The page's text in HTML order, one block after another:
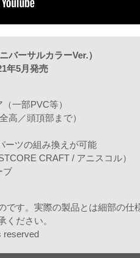
バーサルカラーVer.）
年5月発売
一部PVC等）
高／頭頂部まで）
ーツの組み換えが可能
CRAFT / アニスコル）
ブ
です。実際の製品とは細部の仕
ください。
reserved